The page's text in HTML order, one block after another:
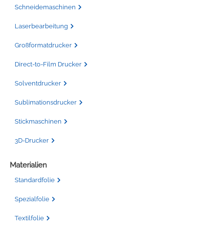
Schneidemaschinen
Laserbearbeitung
Großformatdrucker
Direct-to-Film Drucker
Solventdrucker
Sublimationsdrucker
Stickmaschinen
3D-Drucker
Materialien
Standardfolie
Spezialfolie
Textilfolie